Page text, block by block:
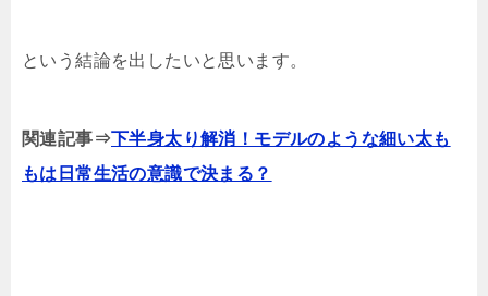
という結論を出したいと思います。
関連記事⇒下半身太り解消！モデルのような細い太も
もは日常生活の意識で決まる？